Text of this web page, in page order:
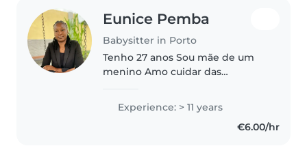
Eunice Pemba
Babysitter in Porto
Tenho 27 anos Sou mãe de um
menino Amo cuidar das
Experience: > 11 years
€6.00/hr